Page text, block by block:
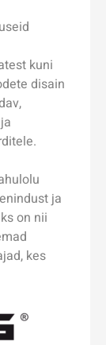
kuni
disain
ja
on nii
kes